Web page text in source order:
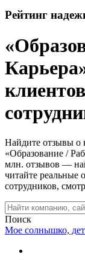
Рейтинг
Найдите отзывы о
«Образование /
млн. отзывов —
читайте реальные
сотрудников,
Поиск
Мое солнышко,